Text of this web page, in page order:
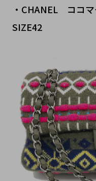
・CHANEL ココ
SIZE42